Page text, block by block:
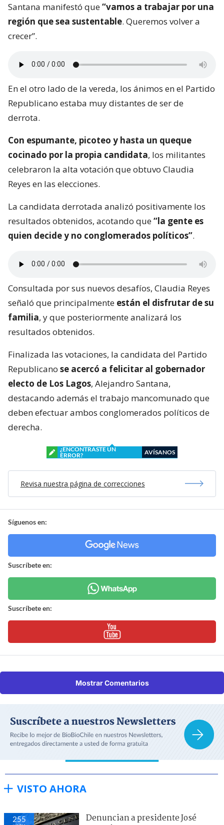
Santana manifestó que“vamos a trabajar por una
región que sea sustentable. Queremos volver a
crecer”.
En el otro lado de la vereda, los ánimos en el Partido
Republicano estaba muy distantes de ser de
derrota.
Con espumante, picoteo y hasta un queque
cocinado por la propia candidata, los militantes
celebraron la alta votación que obtuvo Claudia
Reyes en las elecciones.
La candidata derrotada analizó positivamente los
resultados obtenidos, acotando que“la gente es
quien decide y no conglomerados políticos”.
Consultada por sus nuevos desafíos, Claudia Reyes
señaló que principalmente están el disfrutar de su
familia, y que posteriormente analizará los
resultados obtenidos.
Finalizada las votaciones, la candidata del Partido
Republicano se acercó a felicitar al gobernador
electo de Los Lagos, Alejandro Santana,
destacando además el trabajo mancomunado que
deben efectuar ambos conglomerados políticos de
derecha.
¿ENCONTRASTE UN
ERROR?
AVÍSANOS
Revisa nuestra página de correcciones
Síguenos en:
Suscríbete en:
Suscríbete en:
Mostrar Comentarios
VISTO AHORA
255
Denuncian a presidente José